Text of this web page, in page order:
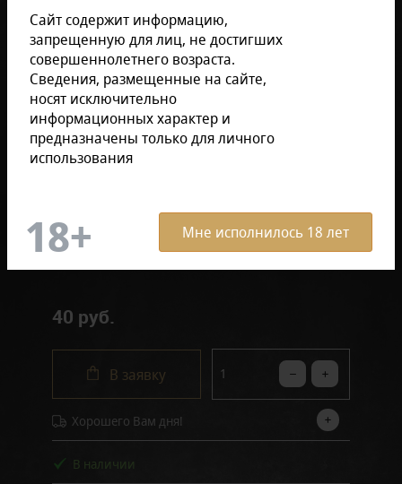
Сайт содержит информацию,
запрещенную для лиц, не достигших
совершеннолетнего возраста.
Сведения, размещенные на сайте,
носят исключительно
информационных характер и
предназначены только для личного
использования
Мне исполнилось 18 лет
ОПИСАНИЕ ТОВАРА
40 руб.
В заявку
Хорошего Вам дня!
В наличии